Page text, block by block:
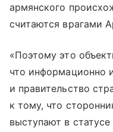
армянского
считаются врагами
«Поэтому это
что информационно
и правительство
к тому, что
выступают в